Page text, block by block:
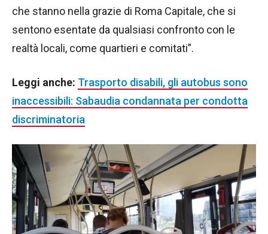
che stanno nella grazie di Roma Capitale, che si
sentono esentate da qualsiasi confronto con le
realtà locali, come quartieri e comitati”.
Leggi anche: Trasporto disabili, gli autobus sono
inaccessibili: Sabaudia condannata per condotta
discriminatoria